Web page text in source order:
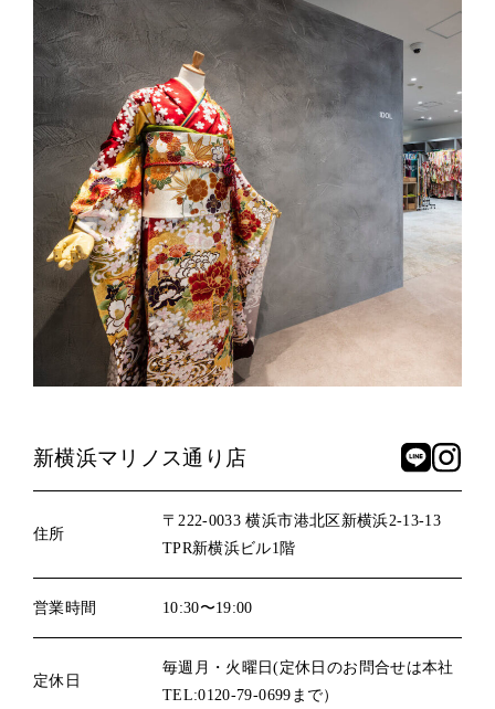
新横浜マリノス通り店
住所
〒222-0033 横浜市港北区新横浜2-13-13
TPR新横浜ビル1階
営業時間 10:30〜19:00
定休日
毎週月・火曜日(定休日のお問合せは本社
TEL:0120-79-0699まで）